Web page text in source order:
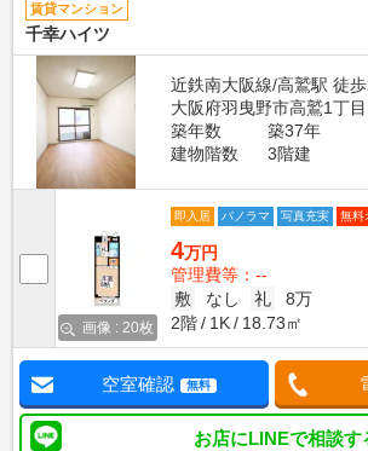
賃貸マンション
千幸ハイツ
近鉄南大阪線/高鷲駅 徒
大阪府羽曳野市高鷲1丁目
築年数
築37年
建物階数
3階建
画像 : 20枚
即入居 パノラマ 写真充実 無料
4万円
管理費等：--
敷
なし 礼
8万
2階
1K 18.73㎡
空室確認 無料
お店にLINEで相談す